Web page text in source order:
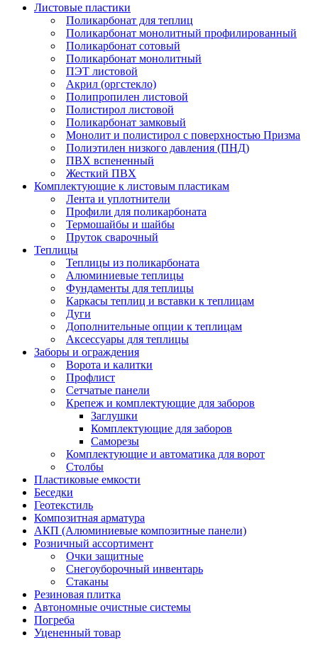
Листовые пластики
Поликарбонат для теплиц
Поликарбонат монолитный профилированный
Поликарбонат сотовый
Поликарбонат монолитный
ПЭТ листовой
Акрил (оргстекло)
Полипропилен листовой
Полистирол листовой
Поликарбонат замковый
Монолит и полистирол с поверхностью Призма
Полиэтилен низкого давления (ПНД)
ПВХ вспененный
Жесткий ПВХ
Комплектующие к листовым пластикам
Лента и уплотнители
Профили для поликарбоната
Термошайбы и шайбы
Пруток сварочный
Теплицы
Теплицы из поликарбоната
Алюминиевые теплицы
Фундаменты для теплицы
Каркасы теплиц и вставки к теплицам
Дуги
Дополнительные опции к теплицам
Аксессуары для теплицы
Заборы и ограждения
Ворота и калитки
Профлист
Сетчатые панели
Крепеж и комплектующие для заборов
Заглушки
Комплектующие для заборов
Саморезы
Комплектующие и автоматика для ворот
Столбы
Пластиковые емкости
Беседки
Геотекстиль
Композитная арматура
АКП (Алюминиевые композитные панели)
Розничный ассортимент
Очки защитные
Снегоуборочный инвентарь
Стаканы
Резиновая плитка
Автономные очистные системы
Погреба
Уцененный товар